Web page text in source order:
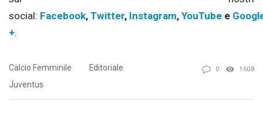
social: Facebook, Twitter, Instagram, YouTube e
+.
Calcio Femminile
Editoriale
Juventus
0 1608